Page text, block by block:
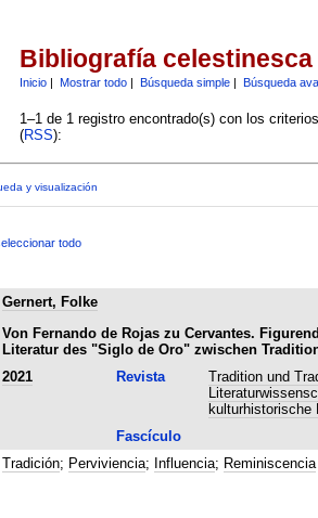
Bibliografía celestinesca
Inicio| Mostrar todo| Búsqueda simple| Búsqueda
1–1 de 1 registro encontrado(s) con los
(RSS):
y visualización
todo
Gernert, Folke
Von Fernando de Rojas zu Cervantes.
Literatur des "Siglo de Oro" zwischen
2021 Revista
Tradition und
kulturhistorische
Fascículo
Tradición; Perviviencia; Influencia; Reminiscencia